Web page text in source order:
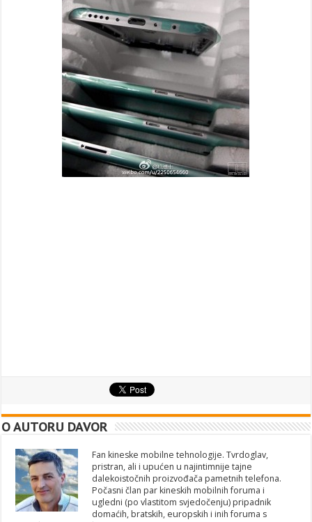
O AUTORU DAVOR
Fan kineske mobilne tehnologije. Tvrdoglav,
pristran, ali i upućen u najintimnije tajne
dalekoistočnih proizvođača pametnih telefona.
Počasni član par kineskih mobilnih foruma i
ugledni (po vlastitom svjedočenju) pripadnik
domaćih, bratskih, europskih i inih foruma s